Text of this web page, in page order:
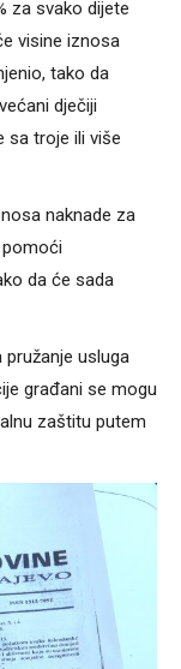
za svako dijete
visine iznosa
tako da
dječiji
sa troje ili više
naknade za
da će sada
pružanje usluga
građani se mogu
zaštitu putem